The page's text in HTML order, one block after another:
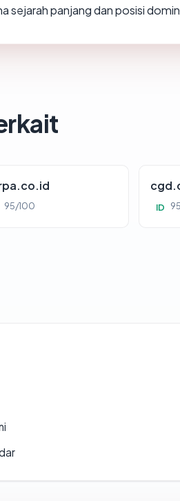
sejarah panjang dan posisi
95/100 ID